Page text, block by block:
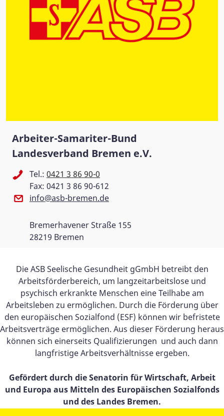
Arbeiter-Samariter-Bund
Landesverband Bremen e.V.
Tel.: 0421 3 86 90-0
Fax: 0421 3 86 90-612
info@asb-bremen.de
Bremerhavener Straße 155
28219 Bremen
Die ASB Seelische Gesundheit gGmbH betreibt den
Arbeitsförderbereich, um langzeitarbeitslose und
psychisch erkrankte Menschen eine Teilhabe am
Arbeitsleben zu ermöglichen. Durch die Förderung über
den europäischen Sozialfond (ESF) können wir befristete
Arbeitsverträge ermöglichen. Aus dieser Förderung heraus
können sich einerseits Qualifizierungen und auch dann
langfristige Arbeitsverhältnisse ergeben.
Gefördert durch die Senatorin für Wirtschaft, Arbeit
und Europa aus Mitteln des Europäischen Sozialfonds
und des Landes Bremen.